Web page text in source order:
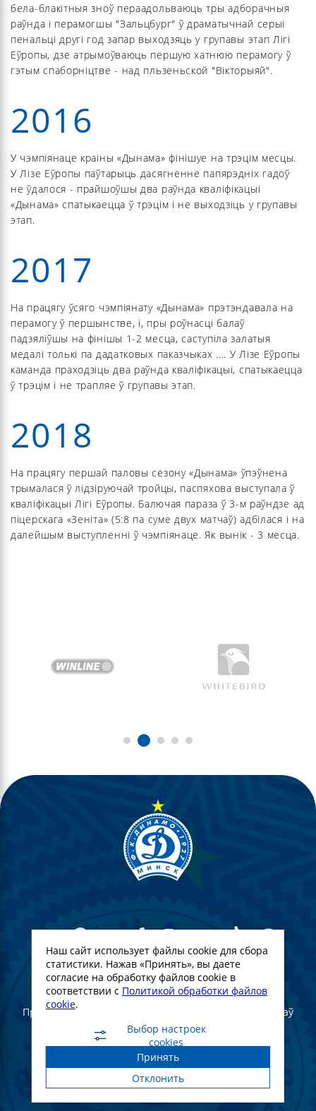
бела-блакітныя зноў пераадольваюць тры адборачныя
раўнда і перамогшы "Зальцбург" ў драматычнай серыі
пенальці другі год запар выходзяць у групавы этап Лігі
Еўропы, дзе атрымоўваюць першую хатнюю перамогу ў
гэтым спаборніцтве - над пльзеньской "Вікторыяй".
2016
У чэмпіянаце краіны «Дынама» фінішуе на трэцім месцы.
У Лізе Еўропы паўтарыць дасягненне папярэдніх гадоў
не ўдалося - прайшоўшы два раўнда кваліфікацыі
«Дынама» спатыкаецца ў трэцім і не выходзіць у групавы
этап.
2017
На працягу ўсяго чэмпіянату «Дынама» прэтэндавала на
перамогу ў першынстве, і, пры роўнасці балаў
падзяліўшы на фінішы 1-2 месца, саступіла залатыя
медалі толькі па дадатковых паказчыках .... У Лізе Еўропы
каманда праходзіць два раўнда кваліфікацыі, спатыкаецца
ў трэцім і не трапляе ў групавы этап.
2018
На працягу першай паловы сезону «Дынама» ўпэўнена
трымалася ў лідзіруючай тройцы, паспяхова выступала ў
кваліфікацыі Лігі Еўропы. Балючая параза ў 3-м раўндзе ад
піцерскага «Зеніта» (5:8 па суме двух матчаў) адбілася і на
далейшым выступленні ў чэмпіянаце. Як вынік - 3 месца.
© Футбольны клуб Дынама-Мінск. 2022
Пры поўным або частковым выкарыстанні матэрыялаў
спасылка на афіцыйны сайт ФК "Дынама-Мінск"
абавязковая
Создание и продвижение сайта -
WebGroup.PRO
Наш сайт использует файлы cookie для сбора
статистики. Нажав «Принять», вы даете
согласие на обработку файлов cookie в
соответствии с Политикой обработки файлов
cookie.
Выбор настроек
cookies
Принять
Отклонить